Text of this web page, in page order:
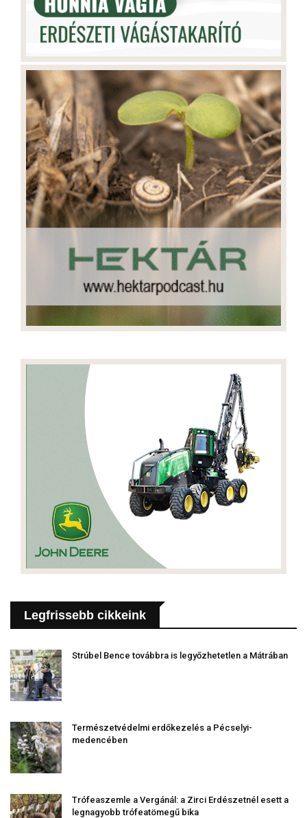
Legfrissebb cikkeink
Strúbel Bence továbbra is legyőzhetetlen a Mátrában
Természetvédelmi erdőkezelés a Pécselyi-
medencében
Trófeaszemle a Vergánál: a Zirci Erdészetnél esett a
legnagyobb trófeatömegű bika